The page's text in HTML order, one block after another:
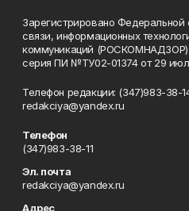
Зарегистрировано
связи, информационных
коммуникаций (РОСКОМНАДЗОР).
серия ПИ №ТУ02-01374 от 29
Телефон редакции: (347)983-38-
redakciya@yandex.ru
Телефон
(347)983-38-11
Эл. почта
redakciya@yandex.ru
Адрес